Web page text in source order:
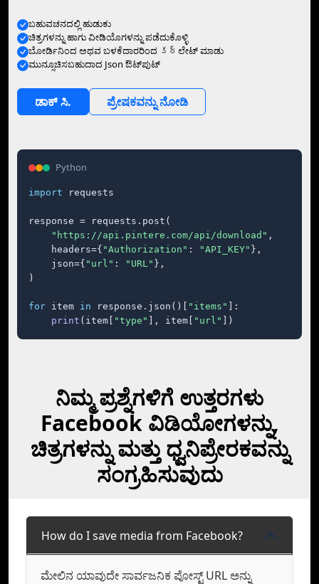
ಬಹುವಚನದಲ್ಲಿ ಹುಡುಕು
ಚಿತ್ರಗಳನ್ನು ಹಾಗು ವೀಡಿಯೊಗಳನ್ನು ಪಡೆದುಕೊಳ್ಳಿ
ಬೋರ್ಡಿನಿಂದ ಅಥವ ಬಳಕೆದಾರರಿಂದ కర్‍ಲೇಟ್ ಮಾಡು
ಮುನ್ಸೂಚಿಸಬಹುದಾದ Json ಔಟ್‌ಪುಟ್
ಡಾಕ್‌ ಸಿ. ಪ್ರೇಷಕವನ್ನು ನೋಡಿ
Python
import requests
response = requests.post(
"https://api.pintere.com/api/download" ,
    headers={
"Authorization" : "API_KEY" },
    json={
"url" : "URL" },
)
for item in response.json()[ "items"
]:
print (item[ "type" ], item[ "url" ])
ನಿಮ್ಮ ಪ್ರಶ್ನೆಗಳಿಗೆ ಉತ್ತರಗಳು
Facebook ವಿಡಿಯೋಗಳನ್ನು,
ಚಿತ್ರಗಳನ್ನು ಮತ್ತು ಧ್ವನಿಪ್ರೇರಕವನ್ನು
ಸಂಗ್ರಹಿಸುವುದು
How do I save media from Facebook?
ಮೇಲಿನ ಯಾವುದೇ ಸಾರ್ವಜನಿಕ ಪೋಸ್ಟ್ URL ಅನ್ನು